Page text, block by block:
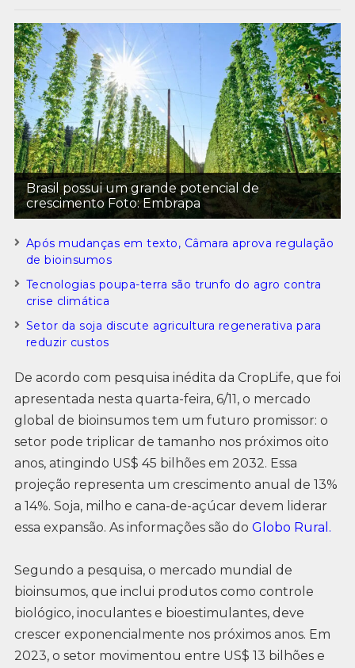
Brasil possui um grande potencial de
crescimento Foto: Embrapa
Após mudanças em texto, Câmara aprova regulação
de bioinsumos
Tecnologias poupa-terra são trunfo do agro contra
crise climática
Setor da soja discute agricultura regenerativa para
reduzir custos
De acordo com pesquisa inédita da CropLife, que foi
apresentada nesta quarta-feira, 6/11, o mercado
global de bioinsumos tem um futuro promissor: o
setor pode triplicar de tamanho nos próximos oito
anos, atingindo US$ 45 bilhões em 2032. Essa
projeção representa um crescimento anual de 13%
a 14%. Soja, milho e cana-de-açúcar devem liderar
essa expansão. As informações são do Globo Rural.
Segundo a pesquisa, o mercado mundial de
bioinsumos, que inclui produtos como controle
biológico, inoculantes e bioestimulantes, deve
crescer exponencialmente nos próximos anos. Em
2023, o setor movimentou entre US$ 13 bilhões e